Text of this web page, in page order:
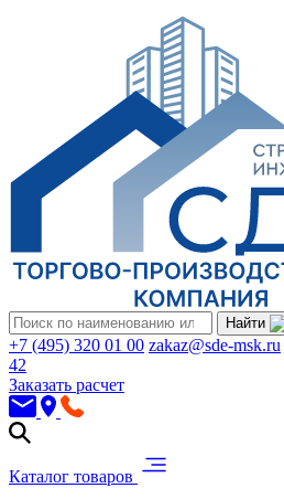
Найти
+7 (495) 320 01 00 zakaz@sde-msk.ru
42
Заказать расчет
Каталог товаров